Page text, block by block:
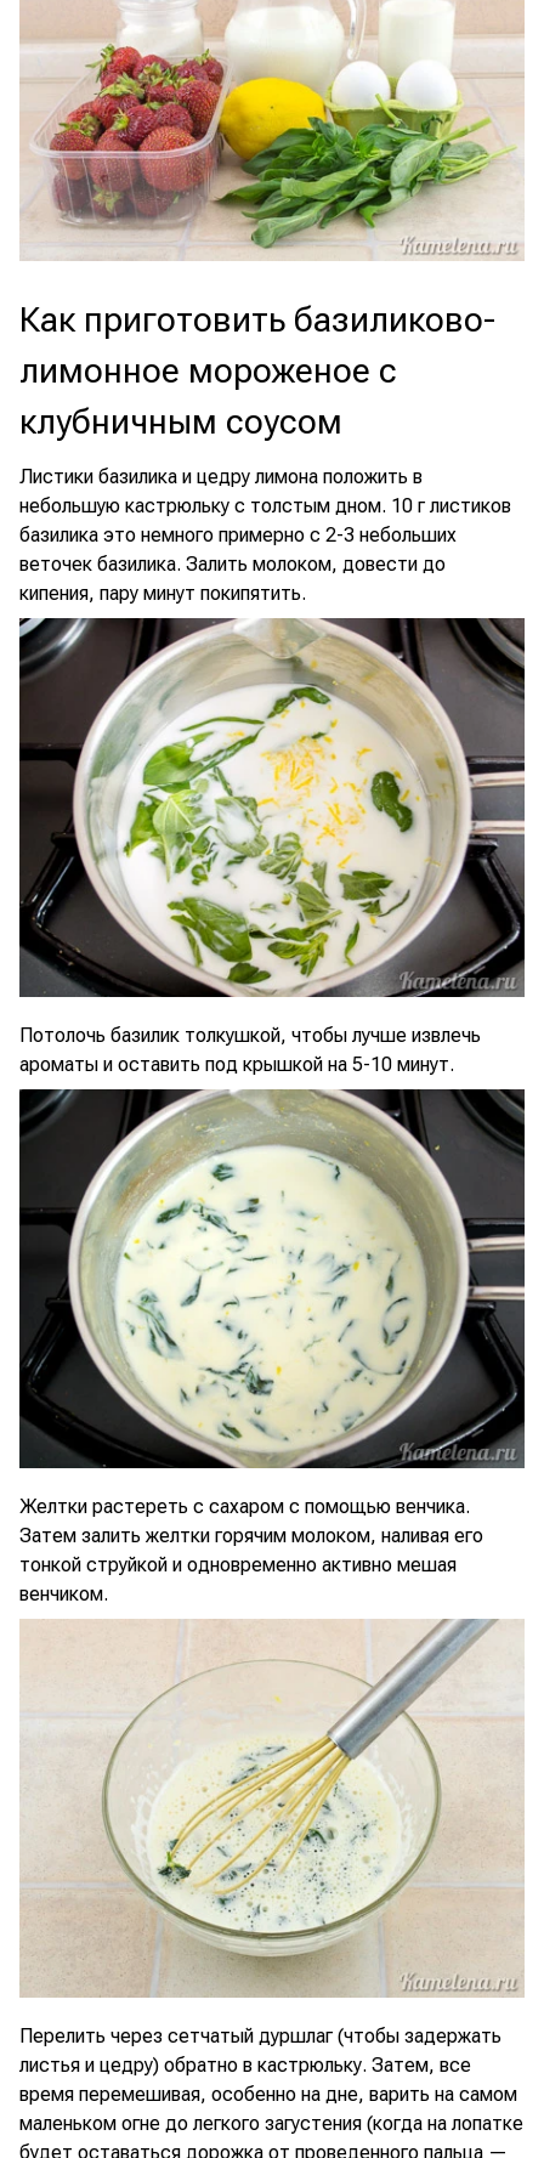
Как приготовить базиликово-
лимонное мороженое с
клубничным соусом
Листики базилика и цедру лимона положить в
небольшую кастрюльку с толстым дном. 10 г листиков
базилика это немного примерно с 2-3 небольших
веточек базилика. Залить молоком, довести до
кипения, пару минут покипятить.
Потолочь базилик толкушкой, чтобы лучше извлечь
ароматы и оставить под крышкой на 5-10 минут.
Желтки растереть с сахаром с помощью венчика.
Затем залить желтки горячим молоком, наливая его
тонкой струйкой и одновременно активно мешая
венчиком.
Перелить через сетчатый дуршлаг (чтобы задержать
листья и цедру) обратно в кастрюльку. Затем, все
время перемешивая, особенно на дне, варить на самом
маленьком огне до легкого загустения (когда на лопатке
будет оставаться дорожка от проведенного пальца —